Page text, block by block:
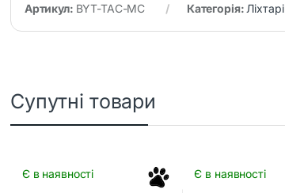
Артикул: BYT-TAC-MC Категорія: Ліхтарі
Супутні товари
Є в наявності Є в наявності